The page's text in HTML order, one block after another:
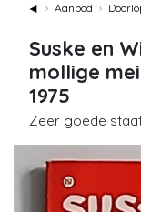
◄ Aanbod
Suske en
mollige
1975
Zeer goede